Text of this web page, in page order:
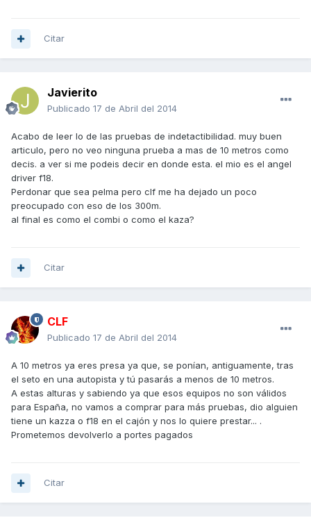
Citar
Javierito
Publicado 17 de Abril del 2014
Acabo de leer lo de las pruebas de indetactibilidad. muy buen
articulo, pero no veo ninguna prueba a mas de 10 metros como
decis. a ver si me podeis decir en donde esta. el mio es el angel
driver f18.
Perdonar que sea pelma pero clf me ha dejado un poco
preocupado con eso de los 300m.
al final es como el combi o como el kaza?
Citar
CLF
Publicado 17 de Abril del 2014
A 10 metros ya eres presa ya que, se ponían, antiguamente, tras
el seto en una autopista y tú pasarás a menos de 10 metros.
A estas alturas y sabiendo ya que esos equipos no son válidos
para España, no vamos a comprar para más pruebas, dio alguien
tiene un kazza o f18 en el cajón y nos lo quiere prestar... .
Prometemos devolverlo a portes pagados
Citar